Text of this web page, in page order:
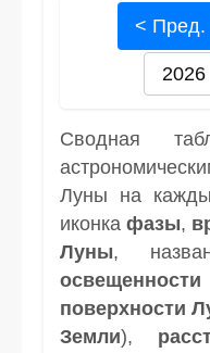
< Пред.
Сводная
Луны на
иконкафазы,
Луны,
освещенности
поверхности
Земли),